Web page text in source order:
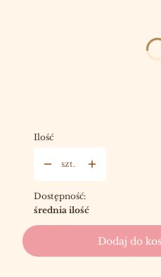
Ilość
szt.
Dostępność:
średnia ilość
Dodaj do